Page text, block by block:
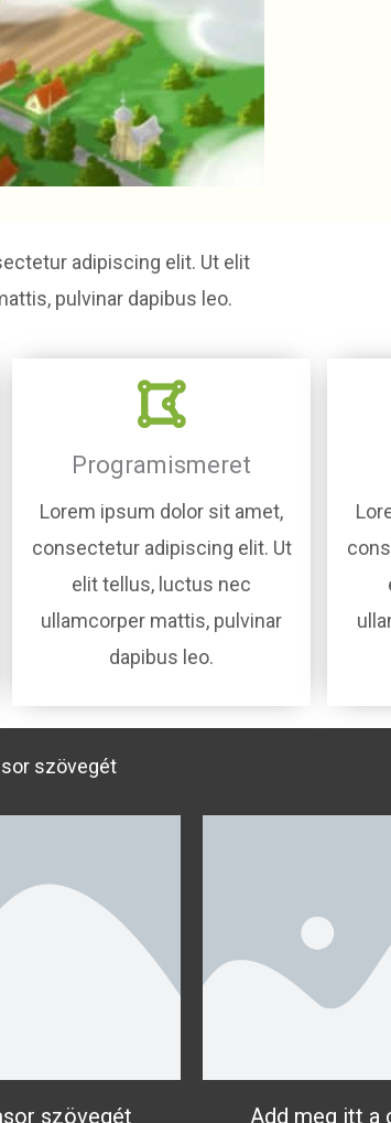
adipiscing elit. Ut elit
pulvinar dapibus leo.
Programismeret
Lorem ipsum dolor sit amet,
consectetur adipiscing elit. Ut
elit tellus, luctus nec
ullamcorper mattis, pulvinar
dapibus leo.
szövegét
szövegét Add meg itt a